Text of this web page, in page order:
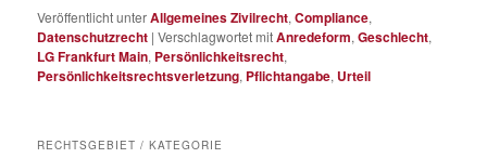
Veröffentlicht unterAllgemeines Zivilrecht,Compliance,
Datenschutzrecht |Verschlagwortet mitAnredeform,Geschlecht,
LG Frankfurt Main, Persönlichkeitsrecht,
Persönlichkeitsrechtsverletzung, Pflichtangabe, Urteil
RECHTSGEBIET / KATEGORIE